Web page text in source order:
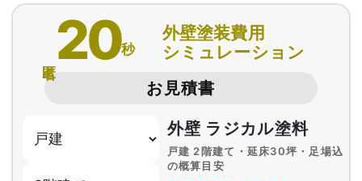
20秒
外壁塗装費用
シミュレーション
お見積書
外壁 ラジカル塗料
戸建 2階建て・延床30坪・足場込
の概算目安